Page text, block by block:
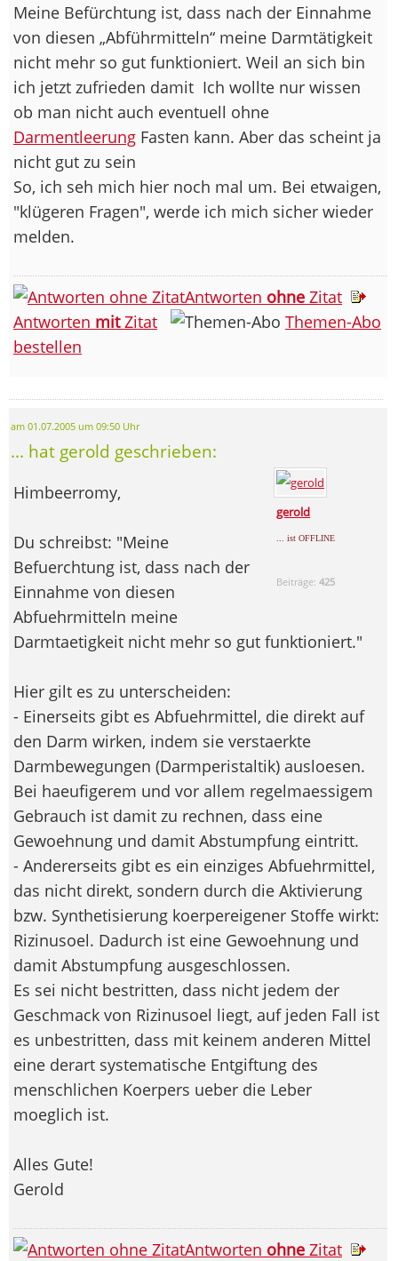
Meine Befürchtung ist, dass nach der Einnahme
von diesen „Abführmitteln“ meine Darmtätigkeit
nicht mehr so gut funktioniert. Weil an sich bin
ich jetzt zufrieden damit Ich wollte nur wissen
ob man nicht auch eventuell ohne
Darmentleerung Fasten kann. Aber das scheint ja
nicht gut zu sein
So, ich seh mich hier noch mal um. Bei etwaigen,
"klügeren Fragen", werde ich mich sicher wieder
melden.
Antworten ohne Zitat
Antworten mitZitat
Themen-Abo
bestellen
am 01.07.2005 um 09:50 Uhr
... hat gerold geschrieben:
gerold
... ist OFFLINE
Beiträge:425
Himbeerromy,
Du schreibst: "Meine
Befuerchtung ist, dass nach der
Einnahme von diesen
Abfuehrmitteln meine
Darmtaetigkeit nicht mehr so gut funktioniert."
Hier gilt es zu unterscheiden:
- Einerseits gibt es Abfuehrmittel, die direkt auf
den Darm wirken, indem sie verstaerkte
Darmbewegungen (Darmperistaltik) ausloesen.
Bei haeufigerem und vor allem regelmaessigem
Gebrauch ist damit zu rechnen, dass eine
Gewoehnung und damit Abstumpfung eintritt.
- Andererseits gibt es ein einziges Abfuehrmittel,
das nicht direkt, sondern durch die Aktivierung
bzw. Synthetisierung koerpereigener Stoffe wirkt:
Rizinusoel. Dadurch ist eine Gewoehnung und
damit Abstumpfung ausgeschlossen.
Es sei nicht bestritten, dass nicht jedem der
Geschmack von Rizinusoel liegt, auf jeden Fall ist
es unbestritten, dass mit keinem anderen Mittel
eine derart systematische Entgiftung des
menschlichen Koerpers ueber die Leber
moeglich ist.
Alles Gute!
Gerold
Antworten ohne Zitat